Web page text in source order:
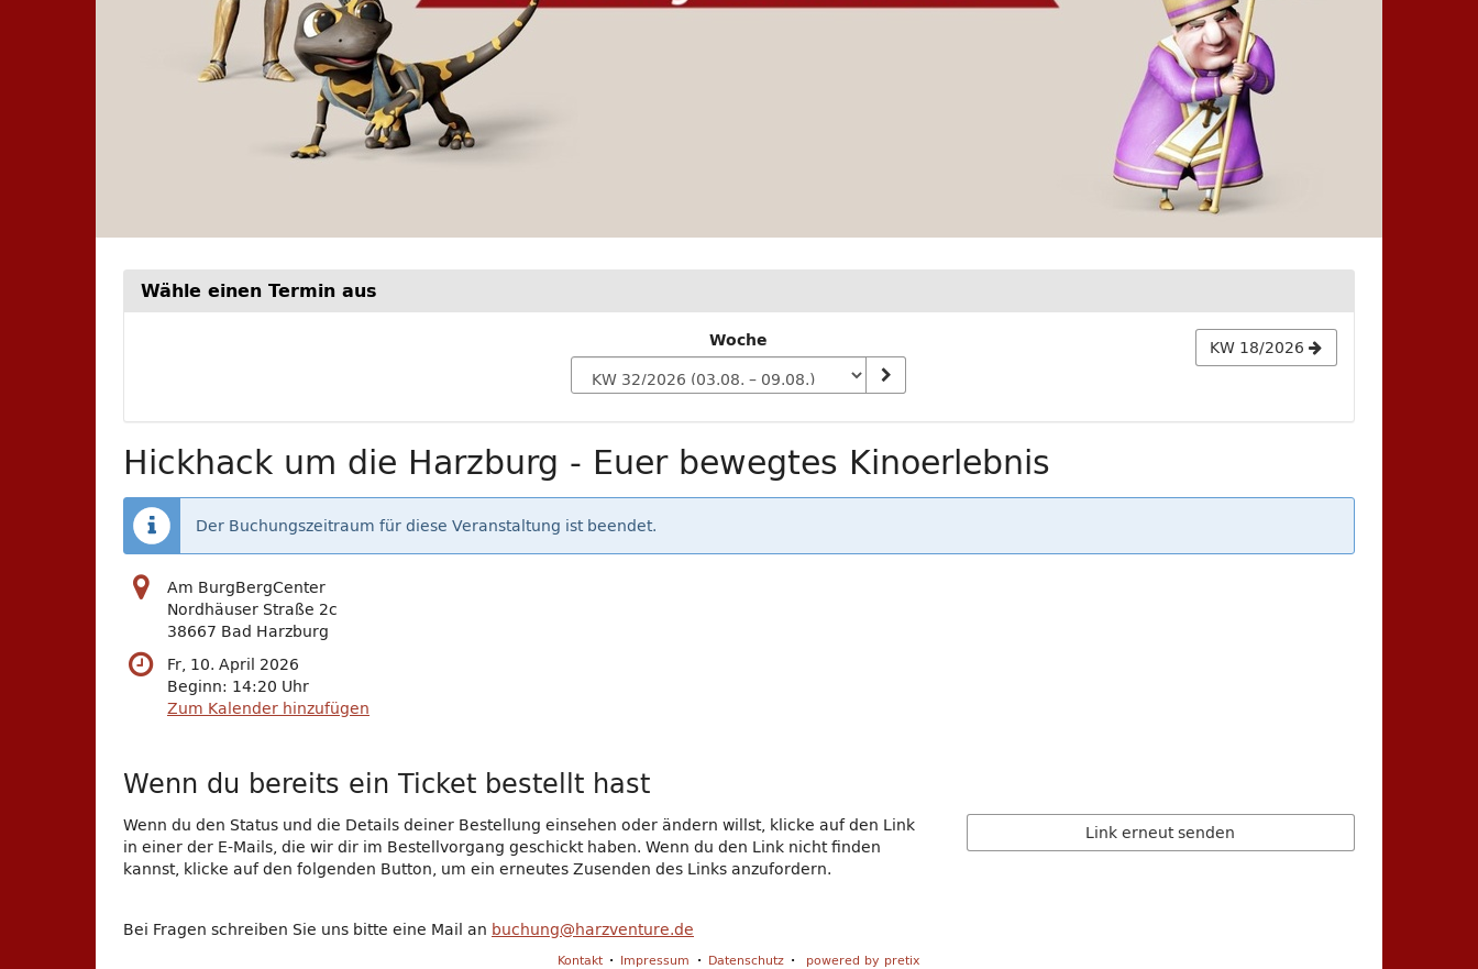
Wähle einen Termin aus
auswählen
Woche KW 18/2026
Hickhack um die Harzburg - Euer bewegtes Kinoerlebnis
Der Buchungszeitraum für diese Veranstaltung ist beendet.
Am BurgBergCenter
Nordhäuser Straße 2c
38667 Bad Harzburg
Fr, 10. April 2026
Beginn: 14:20 Uhr
Zum Kalender hinzufügen
Wenn du bereits ein Ticket bestellt hast
Wenn du den Status und die Details deiner Bestellung einsehen oder ändern willst, klicke auf den Link
in einer der E-Mails, die wir dir im Bestellvorgang geschickt haben. Wenn du den Link nicht finden
kannst, klicke auf den folgenden Button, um ein erneutes Zusenden des Links anzufordern.
Link erneut senden
Bei Fragen schreiben Sie uns bitte eine Mail an buchung@harzventure.de
Kontakt Impressum Datenschutz powered by pretix